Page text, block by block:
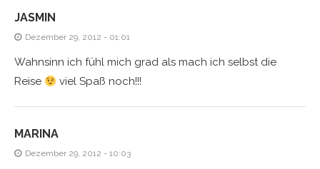
JASMIN
Dezember 29, 2012 - 01:01
Wahnsinn ich fühl mich grad als mach ich selbst die
Reise
viel Spaß noch!!!
MARINA
Dezember 29, 2012 - 10:03